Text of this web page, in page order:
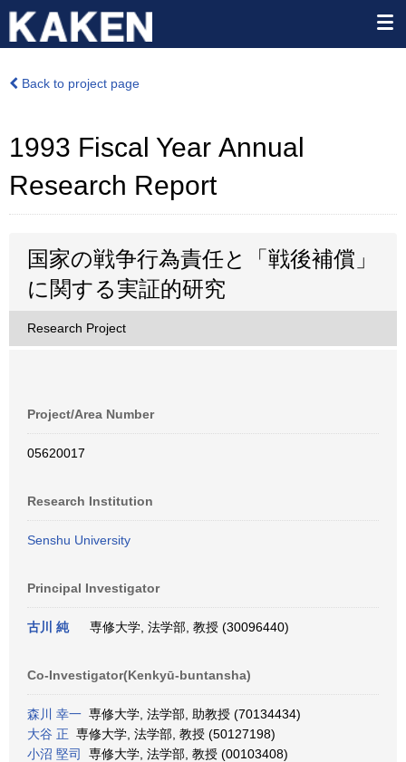
Back to project page
1993 Fiscal Year Annual
Research Report
国家の戦争行為責任と「戦後補償」
に関する実証的研究
Research Project
Project/Area Number
05620017
Research Institution
Senshu University
Principal Investigator
古川 純 専修大学, 法学部, 教授 (30096440)
Co-Investigator(Kenkyū-buntansha)
森川 幸一 専修大学, 法学部, 助教授 (70134434)
大谷 正 専修大学, 法学部, 教授 (50127198)
小沼 堅司
専修大学, 法学部, 教授 (00103408)